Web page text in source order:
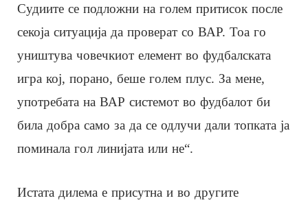
Судиите се подложни на голем притисок после
секоја ситуација да проверат со ВАР. Тоа го
уништува човечкиот елемент во фудбалската
игра кој, порано, беше голем плус. За мене,
употребата на ВАР системот во фудбалот би
била добра само за да се одлучи дали топката ја
поминала гол линијата или не“.
Истата дилема е присутна и во другите